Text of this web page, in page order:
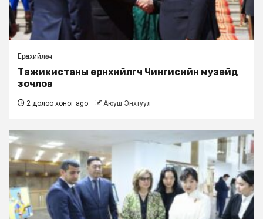
Ерөнхийлөгч
Тажикистаны ерөнхийлөгч Чингисийн музейд
зочлов
2 долоо хоног ago Аюуш Энхтуул